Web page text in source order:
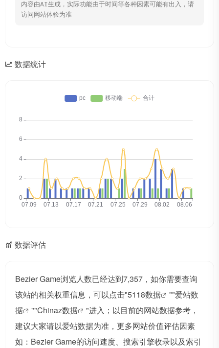
内容由AI生成，实际功能由于时间等各种因素可能有出入，请
访问网站体验为准
数据统计
数据评估
Bezier Game浏览人数已经达到7,357，如你需要查询
该站的相关权重信息，可以点击"5118数据 ""爱站数
据
""Chinaz数据
"进入；以目前的网站数据参考，
建议大家请以爱站数据为准，更多网站价值评估因素
如：Bezier Game的访问速度、搜索引擎收录以及索引